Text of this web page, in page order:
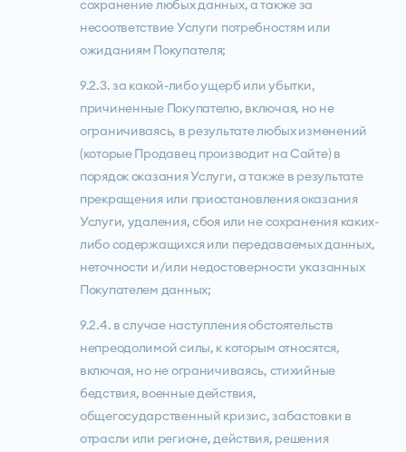
сохранение любых данных, а также за
несоответствие Услуги потребностям или
ожиданиям Покупателя;
9.2.3. за какой-либо ущерб или убытки,
причиненные Покупателю, включая, но не
ограничиваясь, в результате любых изменений
(которые Продавец производит на Сайте) в
порядок оказания Услуги, а также в результате
прекращения или приостановления оказания
Услуги, удаления, сбоя или не сохранения каких-
либо содержащихся или передаваемых данных,
неточности и/или недостоверности указанных
Покупателем данных;
9.2.4. в случае наступления обстоятельств
непреодолимой силы, к которым относятся,
включая, но не ограничиваясь, стихийные
бедствия, военные действия,
общегосударственный кризис, забастовки в
отрасли или регионе, действия, решения